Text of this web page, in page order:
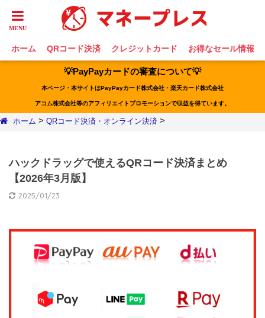
ホーム QRコード決済 クレジットカード お得なセール情報
💡PayPayカードの審査について💡
本ページ・本サイトはPayPayカード株式会社・楽天カード株式会社
アコム株式会社等のアフィリエイトプロモーションで収益を得ています。
ホーム > QRコード決済・オンライン決済 >
ハックドラッグで使えるQRコード決済まとめ
【2026年3月版】
2025/01/23